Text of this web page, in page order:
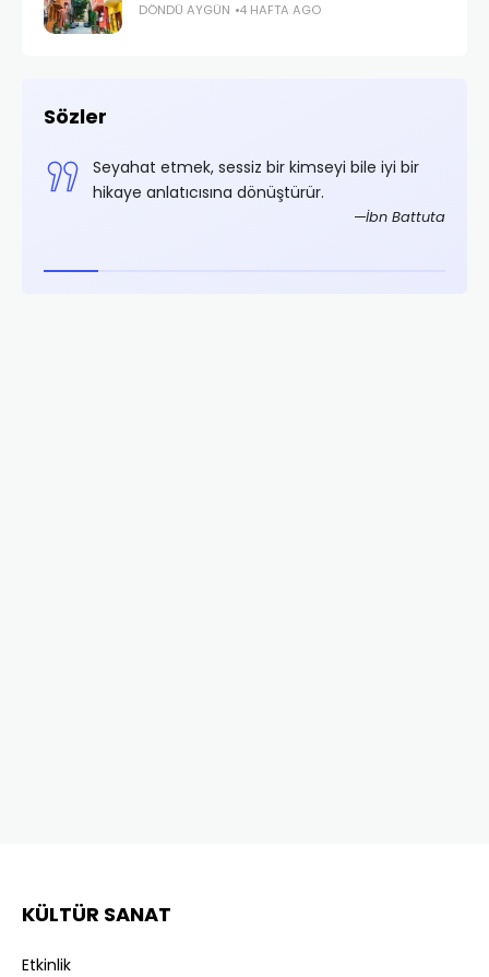
DÖNDÜ AYGÜN 4 HAFTA AGO
Sözler
Seyahat etmek, sessiz bir kimseyi bile iyi bir
hikaye anlatıcısına dönüştürür.
İbn Battuta
KÜLTÜR SANAT
Etkinlik